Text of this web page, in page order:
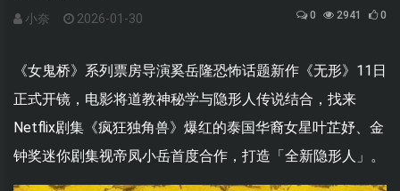
小奈 2026-01-30 0 2941 0
《女鬼桥》系列票房导演奚岳隆恐怖话题新作《无形》11日
正式开镜，电影将道教神秘学与隐形人传说结合，找来
Netflix剧集《疯狂独角兽》爆红的泰国华裔女星叶芷妤、金
钟奖迷你剧集视帝凤小岳首度合作，打造「全新隐形人」。